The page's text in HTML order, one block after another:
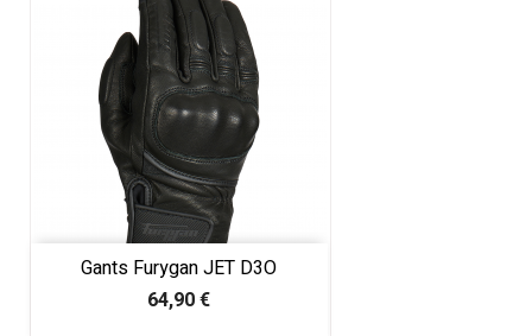
Gants Furygan JET D3O
Prix
64,90 €